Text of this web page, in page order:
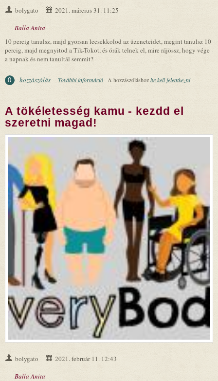
bolygato
2021. március 31. 11:25
Balla Anita
10 percig tanulsz, majd gyorsan lecsekkolod az üzeneteidet, megint tanulsz 10
percig, majd megnyitod a Tik-Tokot, és órák telnek el, mire rájössz, hogy vége
a napnak és nem tanultál semmit?
0 hozzászólás További információ A motiváltság titka - Így tanulj hatékonyan!
A hozzászóláshozbe kell jelentkezni
A tökéletesség kamu - kezdd el
szeretni magad!
bolygato
2021. február 11. 12:43
Balla Anita